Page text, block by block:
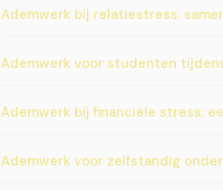
Ademwerk bij relatiestress:
Ademwerk voor studenten
Ademwerk bij financiële stress:
Ademwerk voor zelfstandig